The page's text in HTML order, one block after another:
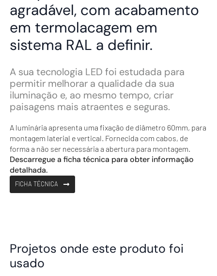
agradável, com acabamento
em termolacagem em
sistema RAL a definir.
A sua tecnologia LED foi estudada para
permitir melhorar a qualidade da sua
iluminação e, ao mesmo tempo, criar
paisagens mais atraentes e seguras.
A luminária apresenta uma fixação de diâmetro 60mm, para
montagem laterial e vertical. Fornecida com cabos, de
forma a não ser necessária a abertura para montagem.
Descarregue a ficha técnica para obter informação
detalhada.
FICHA TÉCNICA
Projetos onde este produto foi
usado